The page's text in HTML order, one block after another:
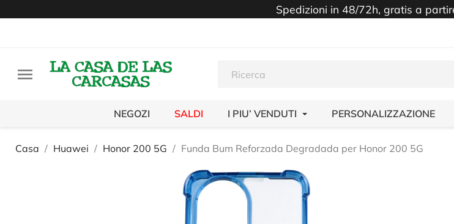
Spedizioni in 48/72h, gratis a

NEGOZI SALDI I PIU’ VENDUTI PERSONALIZZAZIONE
Casa Huawei Honor 200 5G Funda Bum Reforzada Degradada per Honor 200 5G